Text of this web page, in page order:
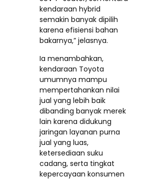
kendaraan hybrid
semakin banyak dipilih
karena efisiensi bahan
bakarnya,” jelasnya.
Ia menambahkan,
kendaraan Toyota
umumnya mampu
mempertahankan nilai
jual yang lebih baik
dibanding banyak merek
lain karena didukung
jaringan layanan purna
jual yang luas,
ketersediaan suku
cadang, serta tingkat
kepercayaan konsumen